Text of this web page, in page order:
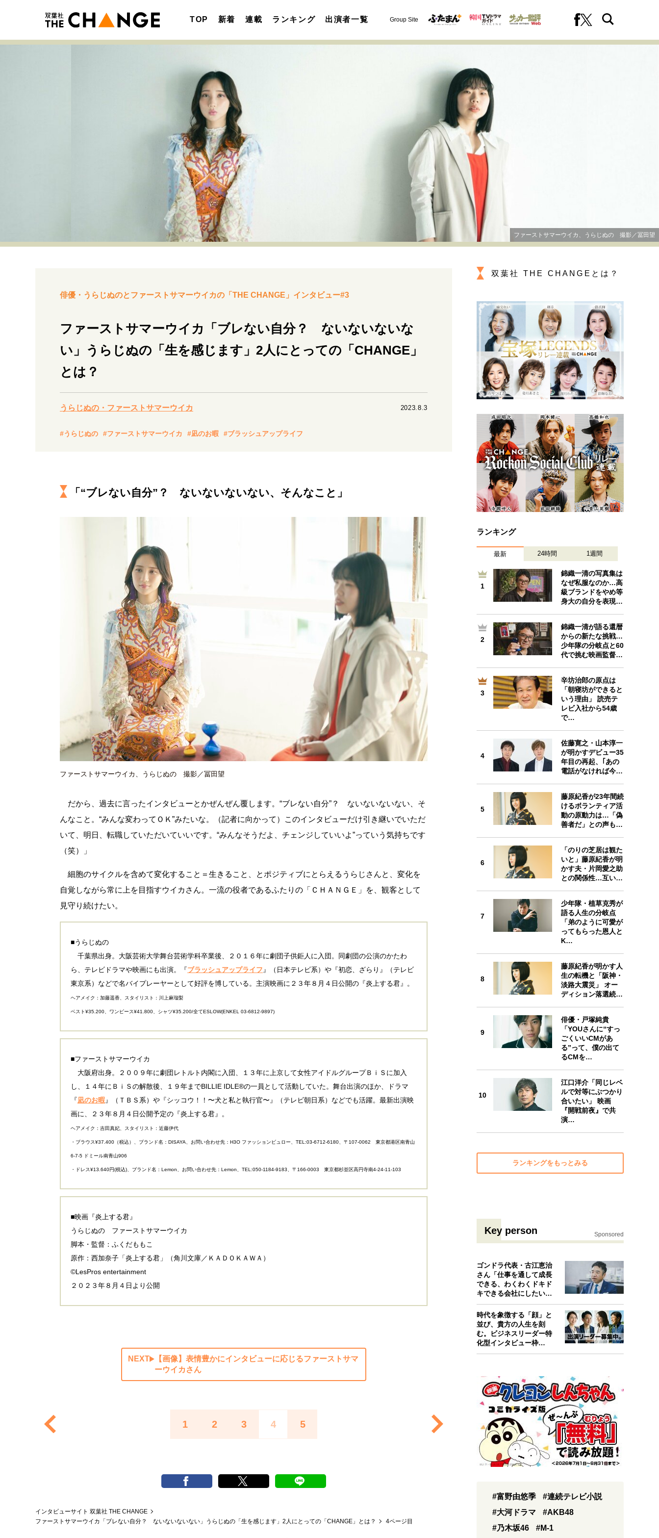
TOP 新着 連載 ランキング 出演者一覧 Group Site
注目の記事テーマで探す
運命を変えた出会い 未知への挑戦
プロフェッショナルの矜持
表現者の葛藤
セカンドキャリアの描き方 大人の学び直し
ファーストキャリアを拓く
夢を掴む選択
リーダーの流儀 トップが描く未来
40代からの景色 50代のリアル
一生モノの愛用品
社会・カルチャー・マネー 地域とつながる/お金との付き合い方
ファーストサマーウイカ、うらじぬの 撮影／冨田望
俳優・うらじぬのとファーストサマーウイカの「THE CHANGE」インタビュー#3
ファーストサマーウイカ「ブレない自分？ ないないないな
い」うらじぬの「生を感じます」2人にとっての「CHANGE」
とは？
うらじぬの・ファーストサマーウイカ 2023.8.3
#うらじぬの #ファーストサマーウイカ #凪のお暇 #ブラッシュアップライフ
「“ブレない自分”？ ないないないない、そんなこと」
ファーストサマーウイカ、うらじぬの 撮影／冨田望
だから、過去に言ったインタビューとかぜんぜん覆します。“ブレない自分”？ ないないないない、そ
んなこと。“みんな変わってＯＫ”みたいな。（記者に向かって）このインタビューだけ引き継いでいただ
いて、明日、転職していただいていいです。“みんなそうだよ、チェンジしていいよ”っていう気持ちです
（笑）」
細胞のサイクルを含めて変化すること＝生きること、とポジティブにとらえるうらじさんと、変化を
自覚しながら常に上を目指すウイカさん。一流の役者であるふたりの「ＣＨＡＮＧＥ」を、観客として
見守り続けたい。
■うらじぬの
千葉県出身。大阪芸術大学舞台芸術学科卒業後、２０１６年に劇団子供鉅人に入団。同劇団の公演のかたわ
ら、テレビドラマや映画にも出演。『ブラッシュアップライフ 』（日本テレビ系）や『初恋、ざらり』（テレビ
東京系）などで名バイプレーヤーとして好評を博している。主演映画に２３年８月４日公開の『炎上する君』。
ヘアメイク：加藤遥香、スタイリスト：川上麻瑠梨
ベスト¥35.200、ワンピース¥41.800、シャツ¥35.200/全てESLOW(ENKEL 03-6812-9897)
■ファーストサマーウイカ
大阪府出身。２００９年に劇団レトルト内閣に入団、１３年に上京して女性アイドルグループＢｉＳに加入
し、１４年にＢｉＳの解散後、１９年までBILLIE IDLE®の一員として活動していた。舞台出演のほか、ドラマ
『凪のお暇』（ＴＢＳ系）や『シッコウ！！〜犬と私と執行官〜』（テレビ朝日系）などでも活躍。最新出演映
画に、２３年８月４日公開予定の『炎上する君』。
ヘアメイク：吉田真妃、スタイリスト：近藤伊代
・ブラウス¥37.400（税込）、ブランド名：DISAYA、お問い合わせ先：H3O ファッションビュロー、TEL:03-6712-6180、〒107-0062 東京都港区南青山
6-7-5 ドミール南青山906
・ドレス¥13.640円(税込)、ブランド名：Lemon、お問い合わせ先：Lemon、TEL:050-1184-9183、〒166-0003 東京都杉並区高円寺南4-24-11-103
■映画『炎上する君』
うらじぬの ファーストサマーウイカ
脚本・監督：ふくだももこ
原作：西加奈子「炎上する君」（角川文庫／ＫＡＤＯＫＡＷＡ）
©LesPros entertainment
２０２３年８月４日より公開
NEXT
【画像】表情豊かにインタビューに応じるファーストサマ
ーウイカさん
1 2 3 4 5
インタビューサイト 双葉社 THE CHANGE
ファーストサマーウイカ「ブレない自分？ ないないないない」うらじぬの「生を感じます」2人にとっての「CHANGE」とは？
4ページ目
双葉社 THE CHANGEとは？
ランキング
最新 24時間 1週間
1
錦織一清の写真集は
なぜ私服なのか…高
級ブランドをやめ等
身大の自分を表現…
2
錦織一清が語る還暦
からの新たな挑戦…
少年隊の分岐点と60
代で挑む映画監督…
3
辛坊治郎の原点は
「朝寝坊ができると
いう理由」 読売テ
レビ入社から54歳
で…
4
佐藤寛之・山本淳一
が明かすデビュー35
年目の再起、｢あの
電話がなければ今…
5
藤原紀香が23年間続
けるボランティア活
動の原動力は…「偽
善者だ」との声も…
6
「のりの芝居は観た
いと」藤原紀香が明
かす夫・片岡愛之助
との関係性…互い…
7
少年隊・植草克秀が
語る人生の分岐点
「弟のように可愛が
ってもらった恩人と
K…
8
藤原紀香が明かす人
生の転機と「阪神・
淡路大震災」 オー
ディション落選続…
9
俳優・戸塚純貴
「YOUさんに“すっ
ごくいいCMがあ
る”って、僕の出て
るCMを…
10
江口洋介「同じレベ
ルで対等にぶつかり
合いたい」 映画
『開戦前夜』で共
演…
ランキングをもっとみる
Key person Sponsored
ゴンドラ代表・古江恵治
さん「仕事を通して成長
できる、わくわくドキド
キできる会社にしたいと
考えたんで…
時代を象徴する「顔」と
並び、貴方の人生を刻
む。ビジネスリーダー特
化型インタビュー枠
『Key person』始…
#富野由悠季
#連続テレビ小説
#大河ドラマ
#AKB48
#乃木坂46
#M-1